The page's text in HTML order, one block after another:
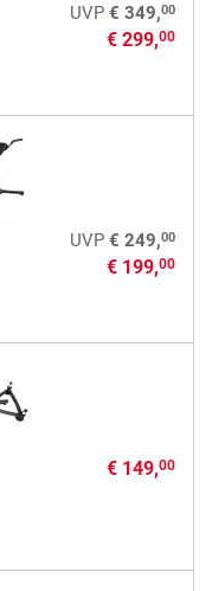
UVP € 349,00
€ 299,00
UVP € 249,00
€ 199,00
€ 149,00